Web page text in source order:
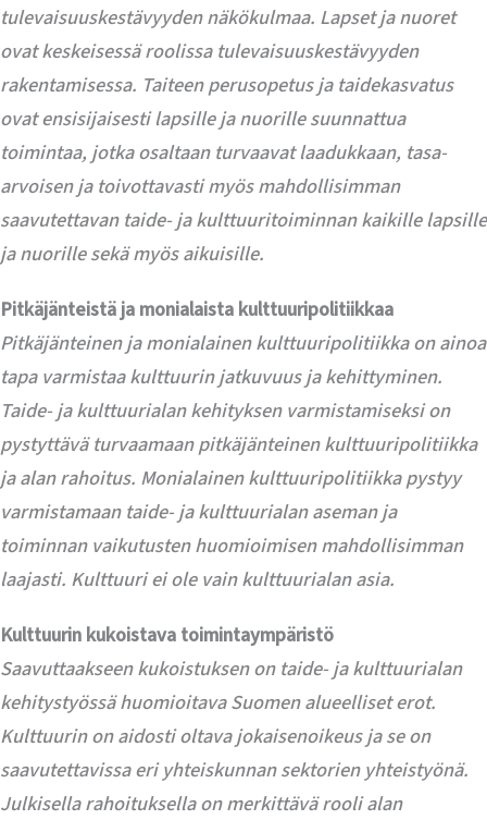
tulevaisuuskestävyyden näkökulmaa. Lapset ja nuoret
ovat keskeisessä roolissa tulevaisuuskestävyyden
rakentamisessa. Taiteen perusopetus ja taidekasvatus
ovat ensisijaisesti lapsille ja nuorille suunnattua
toimintaa, jotka osaltaan turvaavat laadukkaan, tasa-
arvoisen ja toivottavasti myös mahdollisimman
saavutettavan taide- ja kulttuuritoiminnan kaikille lapsille
ja nuorille sekä myös aikuisille.
Pitkäjänteistä ja monialaista kulttuuripolitiikkaa
Pitkäjänteinen ja monialainen kulttuuripolitiikka on ainoa
tapa varmistaa kulttuurin jatkuvuus ja kehittyminen.
Taide- ja kulttuurialan kehityksen varmistamiseksi on
pystyttävä turvaamaan pitkäjänteinen kulttuuripolitiikka
ja alan rahoitus. Monialainen kulttuuripolitiikka pystyy
varmistamaan taide- ja kulttuurialan aseman ja
toiminnan vaikutusten huomioimisen mahdollisimman
laajasti. Kulttuuri ei ole vain kulttuurialan asia.
Kulttuurin kukoistava toimintaympäristö
Saavuttaakseen kukoistuksen on taide- ja kulttuurialan
kehitystyössä huomioitava Suomen alueelliset erot.
Kulttuurin on aidosti oltava jokaisenoikeus ja se on
saavutettavissa eri yhteiskunnan sektorien yhteistyönä.
Julkisella rahoituksella on merkittävä rooli alan